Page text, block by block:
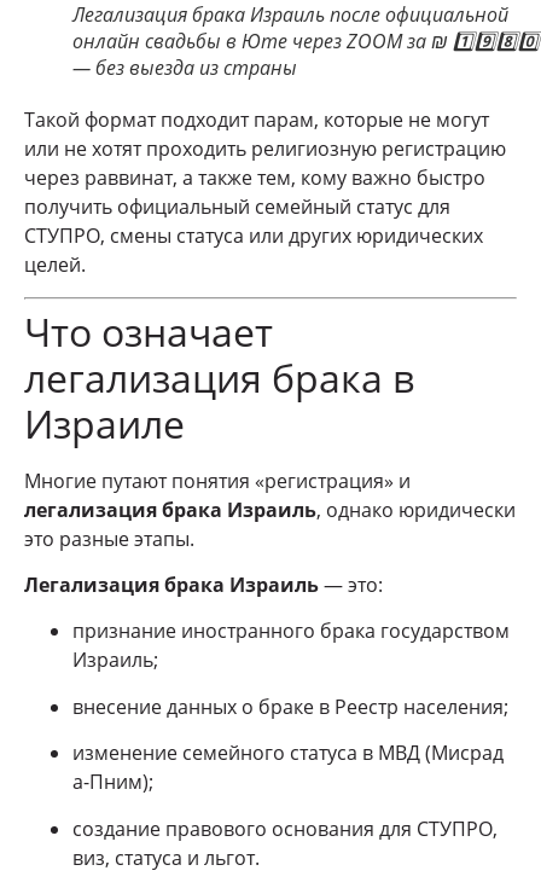
Легализация брака Израиль после официальной
онлайн свадьбы в Юте через ZOOM за ₪ 1️⃣9️⃣8️⃣0️⃣
— без выезда из страны
Такой формат подходит парам, которые не могут
или не хотят проходить религиозную регистрацию
через раввинат, а также тем, кому важно быстро
получить официальный семейный статус для
СТУПРО, смены статуса или других юридических
целей.
Что означает
легализация брака в
Израиле
Многие путают понятия «регистрация» и
легализация брака Израиль, однако юридически
это разные этапы.
Легализация брака Израиль— это:
признание иностранного брака государством
Израиль;
внесение данных о браке в Реестр населения;
изменение семейного статуса в МВД (Мисрад
а-Пним);
создание правового основания для СТУПРО,
виз, статуса и льгот.